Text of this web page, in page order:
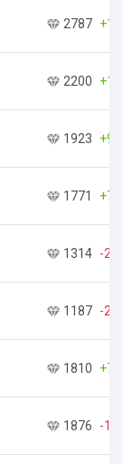
2787
2200
1923
1771
1314 -
1187 -
1810
1876 -19